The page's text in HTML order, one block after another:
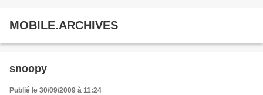
MOBILE.ARCHIVES
snoopy
Publié le 30/09/2009 à 11:24